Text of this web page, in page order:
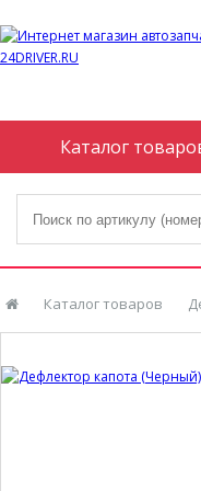
Каталог
Каталог товаров